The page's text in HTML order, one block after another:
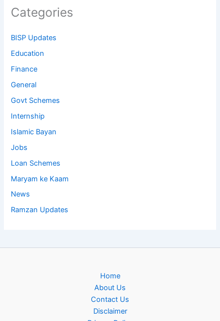
Categories
BISP Updates
Education
Finance
General
Govt Schemes
Internship
Islamic Bayan
Jobs
Loan Schemes
Maryam ke Kaam
News
Ramzan Updates
Home
About Us
Contact Us
Disclaimer